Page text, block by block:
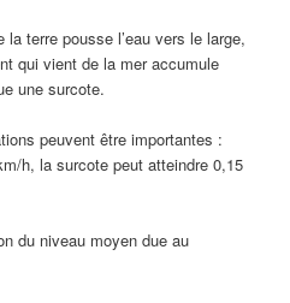
terre pousse l’eau vers le large,
qui vient de la mer accumule
une surcote.
peuvent être importantes :
h, la surcote peut atteindre 0,15
du niveau moyen due au